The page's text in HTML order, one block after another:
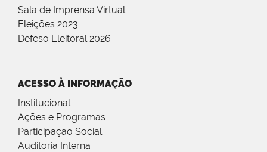
Sala de Imprensa Virtual
Eleições 2023
Defeso Eleitoral 2026
ACESSO À INFORMAÇÃO
Institucional
Ações e Programas
Participação Social
Auditoria Interna